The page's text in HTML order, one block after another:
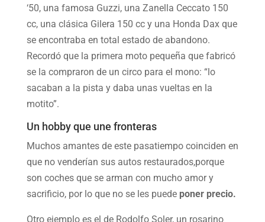
‘50, una famosa Guzzi, una Zanella Ceccato 150
cc, una clásica Gilera 150 cc y una Honda Dax que
se encontraba en total estado de abandono.
Recordó que la primera moto pequeña que fabricó
se la compraron de un circo para el mono: “lo
sacaban a la pista y daba unas vueltas en la
motito”.
Un hobby que une fronteras
Muchos amantes de este pasatiempo coinciden en
que no venderían sus autos restaurados,porque
son coches que se arman con mucho amor y
sacrificio, por lo que no se les puede poner precio.
Otro ejemplo es el de Rodolfo Soler, un rosarino